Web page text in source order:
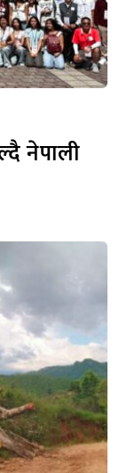
नेपाली